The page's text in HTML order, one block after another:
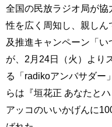
全国の民放ラジオ局が
性を広く周知し、親し
及推進キャンペーン「い
が、2月24日（火）より
る「radikoアンバサダー
らは『垣花正 あなたと
アッコのいいかげんに